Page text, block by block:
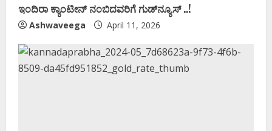
ಇಂದಿರಾ ಕ್ಯಾಂಟೀನ್‌ ನಂಬಿದವರಿಗೆ ಗುಡ್‌ನ್ಯೂಸ್‌ ..!
Ashwaveega April 11, 2026